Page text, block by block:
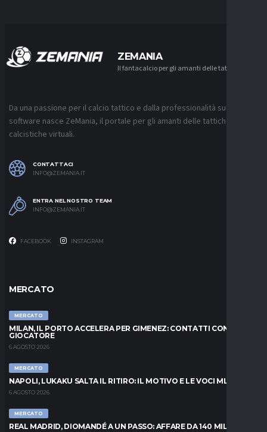
ZEMANIA
Il fantacalcio per gli amanti delle tattiche
Da una passione per il calcio tattico e dalla professionalità sui
software nasce ZeMania, il portale per gli amanti delle tattiche
calcistiche virtuali.
CONTATTACI
INFO@ZEMANIA.IT
ENTRA NEL NOSTRO TEAM
INFO@ZEMANIA.IT
FACEBOOK INSTAGRAM
MERCATO
MERCATO
MILAN, IL PORTO ACCELERA PER GIMENEZ: CONTATTI CON IL
GIOCATORE
6 AGOSTO 2026
MERCATO
NAPOLI, LUKAKU SALTA IL RITIRO: IL MOTIVO E LE VOCI MLS
6 AGOSTO 2026
MERCATO
REAL MADRID, DIOMANDÉ A UN PASSO: AFFARE DA 140 MILIONI